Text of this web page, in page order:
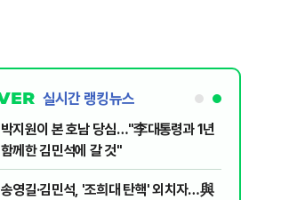
실시간 랭킹뉴스
박지원이 본 호남 당심…"李대통령과 1년
함께한 김민석에 갈 것"
송영길·김민석, '조희대 탄핵' 외치자…與